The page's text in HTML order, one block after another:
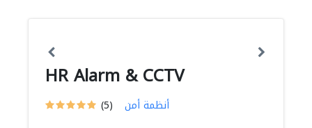
HR Alarm & CCTV
(5) أنظمة أمن